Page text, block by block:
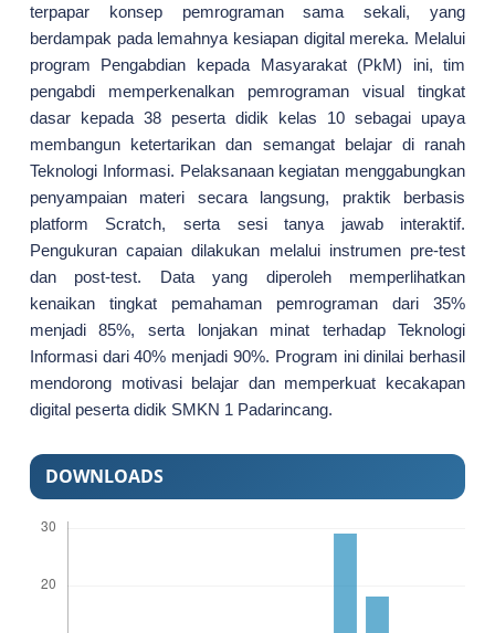
terpapar konsep pemrograman sama sekali, yang
berdampak pada lemahnya kesiapan digital mereka. Melalui
program Pengabdian kepada Masyarakat (PkM) ini, tim
pengabdi memperkenalkan pemrograman visual tingkat
dasar kepada 38 peserta didik kelas 10 sebagai upaya
membangun ketertarikan dan semangat belajar di ranah
Teknologi Informasi. Pelaksanaan kegiatan menggabungkan
penyampaian materi secara langsung, praktik berbasis
platform Scratch, serta sesi tanya jawab interaktif.
Pengukuran capaian dilakukan melalui instrumen pre-test
dan post-test. Data yang diperoleh memperlihatkan
kenaikan tingkat pemahaman pemrograman dari 35%
menjadi 85%, serta lonjakan minat terhadap Teknologi
Informasi dari 40% menjadi 90%. Program ini dinilai berhasil
mendorong motivasi belajar dan memperkuat kecakapan
digital peserta didik SMKN 1 Padarincang.
DOWNLOADS